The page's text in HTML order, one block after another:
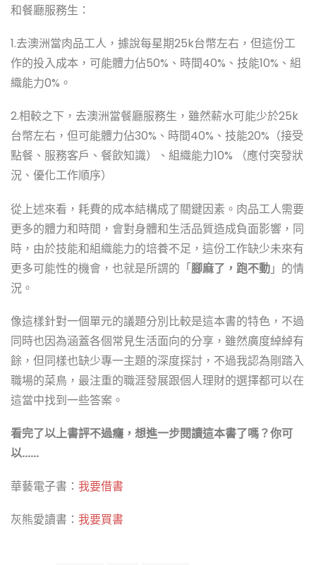
和餐廳服務生：
1.去澳洲當肉品工人，據說每星期25k台幣左右，但這份工
作的投入成本，可能體力佔50%、時間40%、技能10%、組
織能力0%。
2.相較之下，去澳洲當餐廳服務生，雖然薪水可能少於25k
台幣左右，但可能體力佔30%、時間40%、技能20%（接受
點餐、服務客戶、餐飲知識）、組織能力10% （應付突發狀
況、優化工作順序）
從上述來看，耗費的成本結構成了關鍵因素。肉品工人需要
更多的體力和時間，會對身體和生活品質造成負面影響，同
時，由於技能和組織能力的培養不足，這份工作缺少未來有
更多可能性的機會，也就是所謂的「腳麻了，跑不動」的情
況。
像這樣針對一個單元的議題分別比較是這本書的特色，不過
同時也因為涵蓋各個常見生活面向的分享，雖然廣度綽綽有
餘，但同樣也缺少專一主題的深度探討，不過我認為剛踏入
職場的菜鳥，最注重的職涯發展跟個人理財的選擇都可以在
這當中找到一些答案。
看完了以上書評不過癮，想進一步閱讀這本書了嗎？你可
以……
華藝電子書： 我要借書
灰熊愛讀書： 我要買書